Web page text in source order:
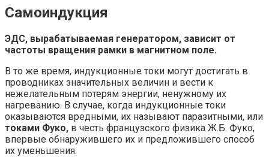
Самоиндукция
ЭДС, вырабатываемая генератором, зависит от
частоты вращения рамки в магнитном поле.
В то же время, индукционные токи могут достигать в
проводниках значительных величин и вести к
нежелательным потерям энергии, ненужному их
нагреванию. В случае, когда индукционные токи
оказываются вредными, их называют паразитными, или
токами Фуко, в честь французского физика Ж.Б. Фуко,
впервые обнаружившего их и предложившего способ
их уменьшения.